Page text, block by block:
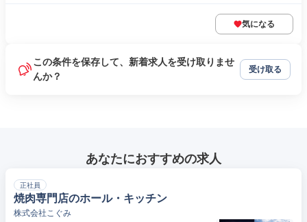
気になる
この条件を保存して、新着求人を受け取りませ
んか？
受け取る
あなたにおすすめの求人
正社員
焼肉専門店のホール・キッチン
株式会社こぐみ